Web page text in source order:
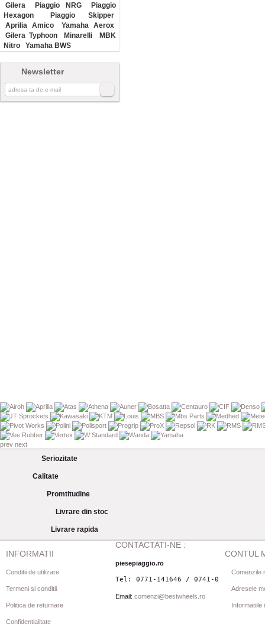
Gilera
Piaggio NRG
Piaggio
Hexagon
Piaggio Skipper
Aprilia Amico
Yamaha Aerox
Gilera Typhoon
Minarelli
MBK
Nitro
Yamaha BWS
Newsletter
prev next
Seriozitate
Calitate
Promtitudine
Livrare din stoc
Livrare rapida
INFORMATII
Conditii de utilizare
Termeni si conditii
Politica de returnare
Confidentialitate
CONTACTATI-NE :
piesepiaggio.ro
Tel: 0771-141646 / 0741-080844
Email: comenzi@bestwheels.ro
CONTUL
Comenzile
Adresele
Informatiile